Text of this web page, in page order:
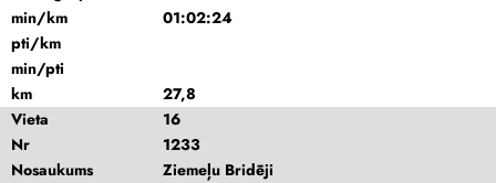
min/km
01:02:24
pti/km
min/pti
km
27,8
Vieta
16
Nr
1233
Nosaukums
Ziemeļu Bridēji